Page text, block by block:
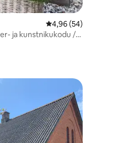
Keskmine hinnang
4,96 (54)
ja kunstnikukodu /